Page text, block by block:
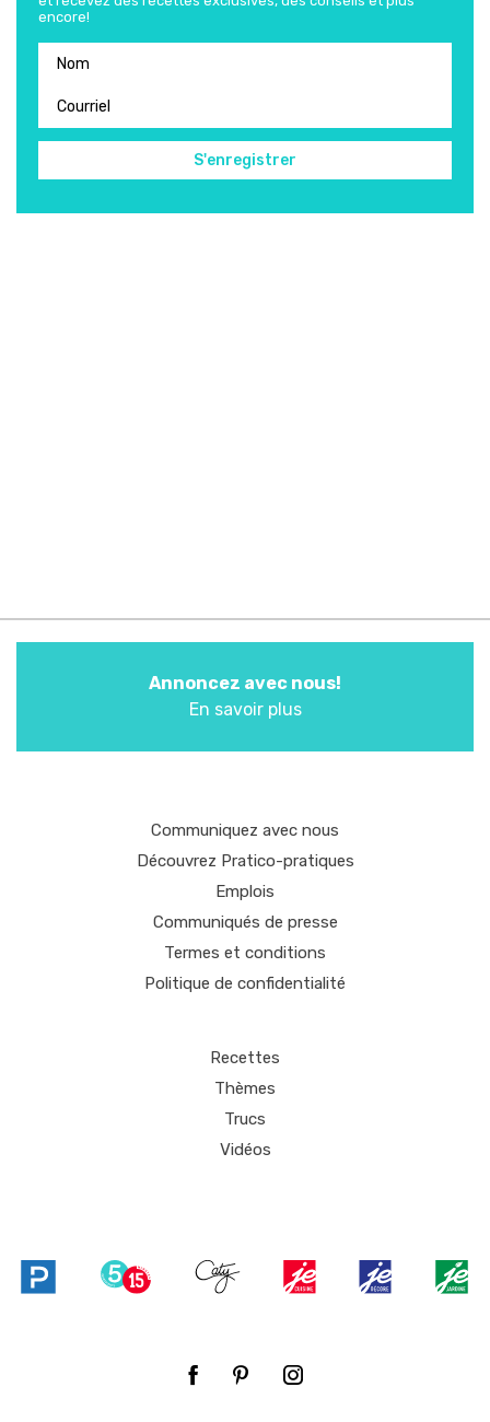
encore!
Annoncez avec nous!
En savoir plus
Communiquez avec nous
Découvrez Pratico-pratiques
Emplois
Communiqués de presse
Termes et conditions
Politique de confidentialité
Recettes
Thèmes
Trucs
Vidéos